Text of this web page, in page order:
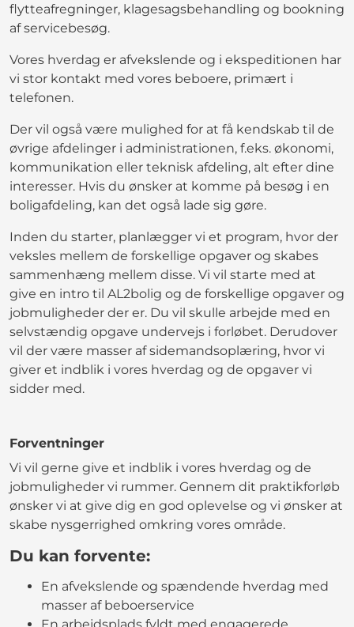
flytteafregninger, klagesagsbehandling og bookning
af servicebesøg.
Vores hverdag er afvekslende og i ekspeditionen har
vi stor kontakt med vores beboere, primært i
telefonen.
Der vil også være mulighed for at få kendskab til de
øvrige afdelinger i administrationen, f.eks. økonomi,
kommunikation eller teknisk afdeling, alt efter dine
interesser. Hvis du ønsker at komme på besøg i en
boligafdeling, kan det også lade sig gøre.
Inden du starter, planlægger vi et program, hvor der
veksles mellem de forskellige opgaver og skabes
sammenhæng mellem disse. Vi vil starte med at
give en intro til AL2bolig og de forskellige opgaver og
jobmuligheder der er. Du vil skulle arbejde med en
selvstændig opgave undervejs i forløbet. Derudover
vil der være masser af sidemandsoplæring, hvor vi
giver et indblik i vores hverdag og de opgaver vi
sidder med.
Forventninger
Vi vil gerne give et indblik i vores hverdag og de
jobmuligheder vi rummer. Gennem dit praktikforløb
ønsker vi at give dig en god oplevelse og vi ønsker at
skabe nysgerrighed omkring vores område.
Du kan forvente:
En afvekslende og spændende hverdag med
masser af beboerservice
En arbejdsplads fyldt med engagerede